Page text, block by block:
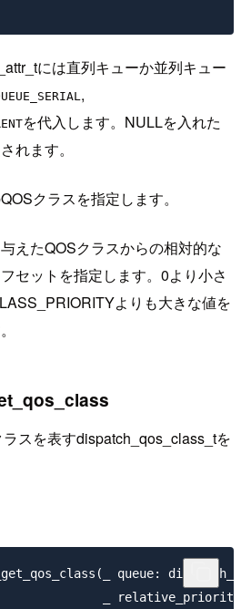
には直列キューか並列キュー
,
を代入します。NULLを入れた
れます。
クラスを指定します。
えたQOSクラスからの相対的な
セットを指定します。0より小さ
よりも大きな値を
スを表すdispatch_qos_class_tを
queue: